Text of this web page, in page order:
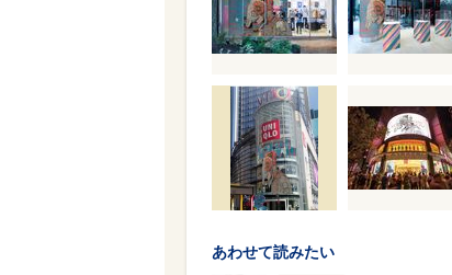
あわせて読みたい